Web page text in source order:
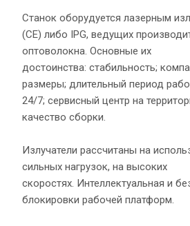
Станок оборудуется лазерным
(СЕ) либо IPG, ведущих
оптоволокна. Основные их
достоинства: стабильность;
размеры; длительный период
24/7; сервисный центр на
качество сборки.
Излучатели рассчитаны на
сильных нагрузок, на высоких
скоростях. Интеллектуальная и
блокировки рабочей платформ.